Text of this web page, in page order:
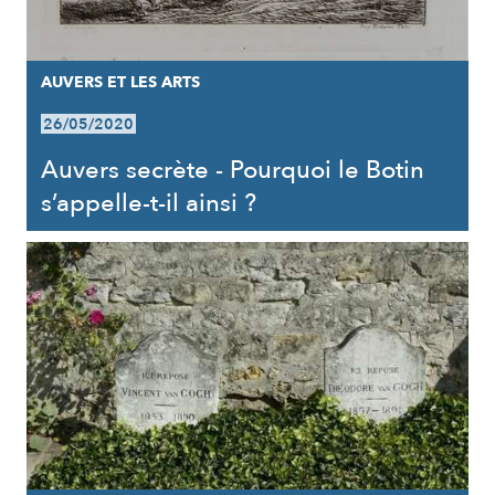
AUVERS ET LES ARTS
26/05/2020
Auvers secrète - Pourquoi le Botin
s’appelle-t-il ainsi ?